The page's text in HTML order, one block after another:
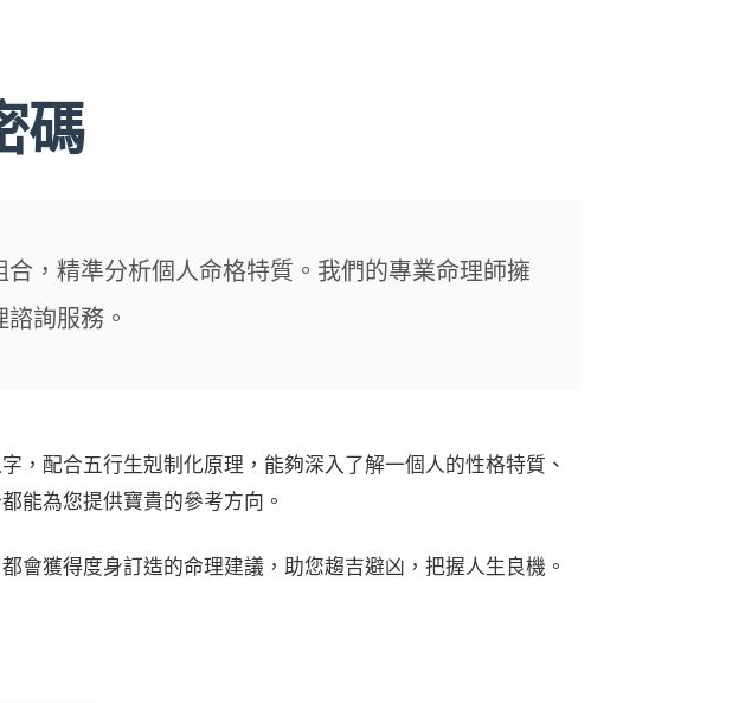
碼
，精準分析個人命格特質。我們的專業命理師擁
詢服務。
，配合五行生剋制化原理，能夠深入了解一個人的性格特質、
能為您提供寶貴的參考方向。
會獲得度身訂造的命理建議，助您趨吉避凶，把握人生良機。